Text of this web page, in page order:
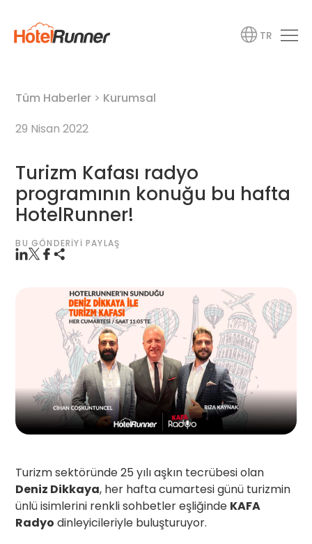
TR
Tüm Haberler > Kurumsal
29 Nisan 2022
Turizm Kafası radyo
programının konuğu bu hafta
HotelRunner!
BU GÖNDERIYI PAYLAŞ
Turizm sektöründe 25 yılı aşkın tecrübesi olan
Deniz Dikkaya, her hafta cumartesi günü turizmin
ünlü isimlerini renkli sohbetler eşliğinde KAFA
Radyo dinleyicileriyle buluşturuyor.